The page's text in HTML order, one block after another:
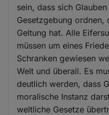
sein, dass sich
Gesetzgebung
Geltung hat. Alle
müssen um eines
Schranken gewiesen
Welt und überall. Es
deutlich werden, dass
moralische Instanz
weltliche Gesetze